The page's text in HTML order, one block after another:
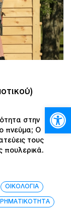
στην
πνεύμα; Ο
τους
πουλερικά.
ΟΙΚΟΛΟΓΙΑ